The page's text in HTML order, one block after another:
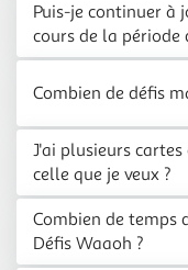
Puis-je continuer à
cours de la période
Combien de défis
J'ai plusieurs
celle que je veux ?
Combien de temps
Défis Waaoh ?